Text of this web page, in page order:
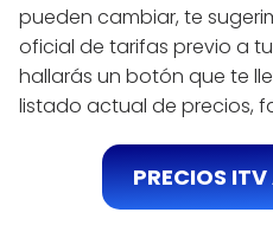
pueden cambiar, te
oficial de tarifas previo a tu
hallarás un botón que te
listado actual de precios,
PRECIOS